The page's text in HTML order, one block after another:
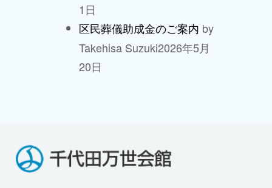
1日
区民葬儀助成金のご案内 by
Takehisa Suzuki2026年5月
20日